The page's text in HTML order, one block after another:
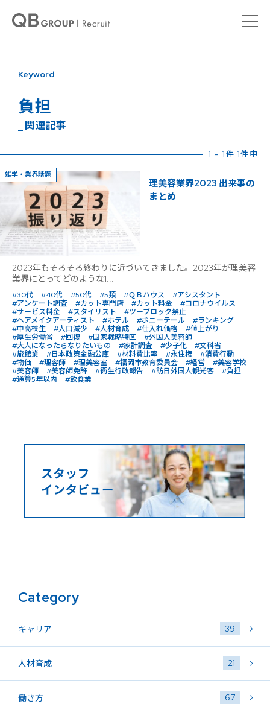
Keyword
負担
_ 関連記事
1 - 1件 1件中
雑学・業界話題
理美容業界2023 出来事の
まとめ
2023年もそろそろ終わりに近づいてきました。2023年が理美容
業界にとってどのような1...
#30代 #40代 #50代 #5類 #ＱＢハウス
#アシスタント
#アンケート調査
#カット専門店 #カット料金
#コロナウイルス
#サービス料金
#スタイリスト
#ツーブロック禁止
#ヘアメイクアーティスト
#ホテル #ポニーテール
#ランキング
#中高校生
#人口減少 #人材育成 #仕入れ価格
#値上がり
#厚生労働省
#回復 #国家戦略特区
#外国人美容師
#大人になったらなりたいもの
#家計調査 #少子化
#文科省
#旅館業
#日本政策金融公庫 #材料費比率 #永住権
#消費行動
#物価
#理容師 #理美容室 #福岡市教育委員会 #経営
#美容学校
#美容師
#美容師免許 #衛生行政報告 #訪日外国人観光客
#負担
#通算5年以内
#飲食業
Category
キャリア 39
人材育成 21
働き方 67